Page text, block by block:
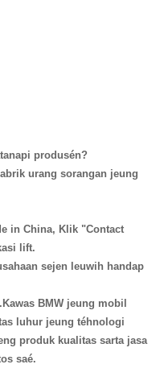
produsén?
urang sorangan jeung
in China, Klik "Contact
lift.
sejen leuwih handap
BMW jeung mobil
luhur jeung téhnologi
produk kualitas sarta jasa
saé.